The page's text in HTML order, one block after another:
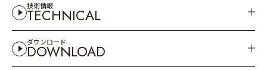
技術情報
TECHNICAL
ダウンロード
DOWNLOAD